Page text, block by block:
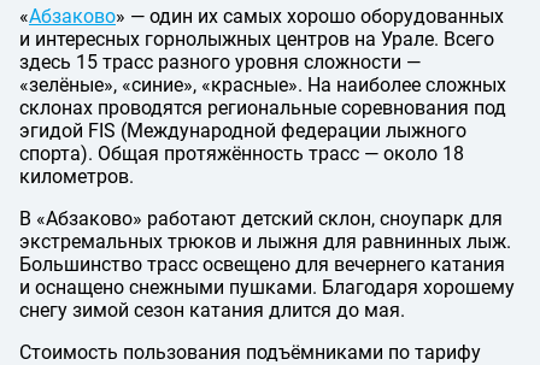
«Абзаково» — один их самых хорошо оборудованных
и интересных горнолыжных центров на Урале. Всего
здесь 15 трасс разного уровня сложности —
«зелёные», «синие», «красные». На наиболее сложных
склонах проводятся региональные соревнования под
эгидой FIS (Международной федерации лыжного
спорта). Общая протяжённость трасс — около 18
километров.
В «Абзаково» работают детский склон, сноупарк для
экстремальных трюков и лыжня для равнинных лыж.
Большинство трасс освещено для вечернего катания
и оснащено снежными пушками. Благодаря хорошему
снегу зимой сезон катания длится до мая.
Стоимость пользования подъёмниками по тарифу